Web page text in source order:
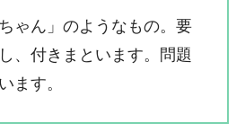
ゃん」のようなもの。要
、付きまといます。問題
ます。